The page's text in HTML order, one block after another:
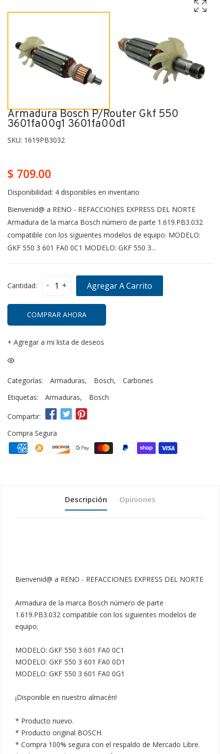
Armadura Bosch P/router Gkf 550
3601fa00g1 3601fa00d1
SKU: 1619PB3032
$ 709.00
Disponibilidad: 4 disponibles en inventario
Bienvenid@ a RENO - REFACCIONES EXPRESS DEL NORTE
Armadura de la marca Bosch número de parte 1.619.PB3.032
compatible con los siguientes modelos de equipo: MODELO:
GKF 550 3 601 FA0 0C1 MODELO: GKF 550 3...
Cantidad: - + Agregar A Carrito
COMPRAR AHORA
+ Agregar a mi lista de deseos
Categorías: Armaduras, Bosch,
Carbones
Etiquetas:
Armaduras, Bosch
Compartir:
Compra Segura
Descripción Opiniones
Bienvenid@ a RENO - REFACCIONES EXPRESS DEL NORTE
Armadura de la marca Bosch número de parte
1.619.PB3.032 compatible con los siguientes modelos de
equipo:
MODELO: GKF 550 3 601 FA0 0C1
MODELO: GKF 550 3 601 FA0 0D1
MODELO: GKF 550 3 601 FA0 0G1
¡Disponible en nuestro almacén!
* Producto nuevo.
* Producto original BOSCH.
* Compra 100% segura con el respaldo de Mercado Libre.